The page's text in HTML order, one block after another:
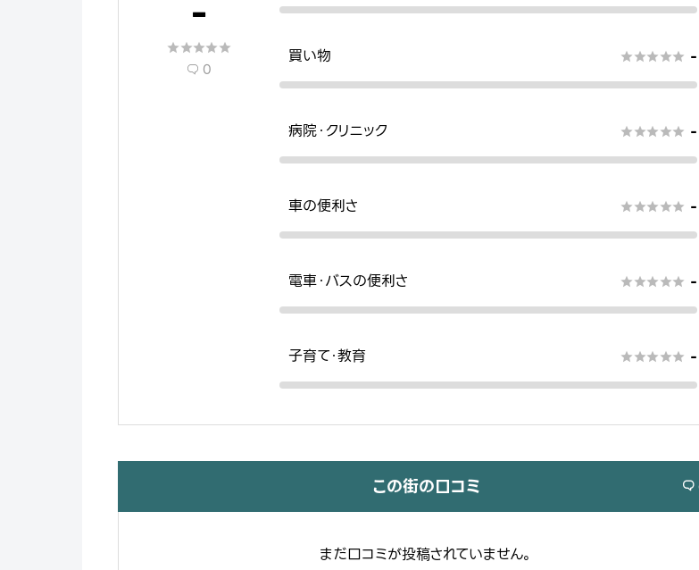
-

 0
買い物  -
病院・クリニック  -
車の便利さ  -
電車・バスの便利さ  -
子育て・教育  -
この街の口コミ 
まだ口コミが投稿されていません。